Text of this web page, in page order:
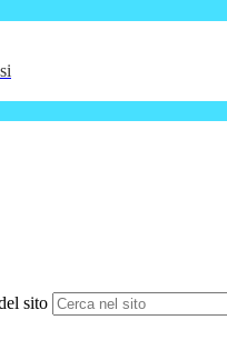
sito